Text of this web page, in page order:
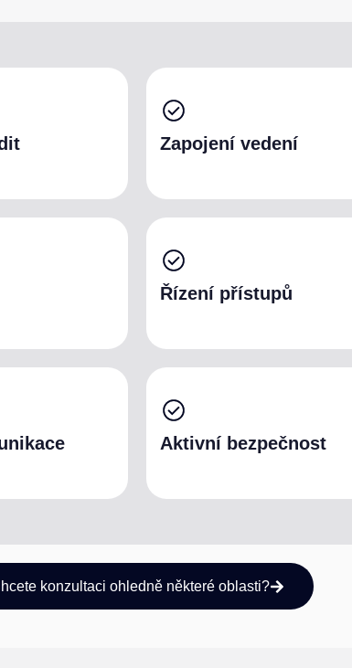
Zapojení vedení
Řízení přístupů
Aktivní bezpečnost
konzultaci ohledně některé oblasti?